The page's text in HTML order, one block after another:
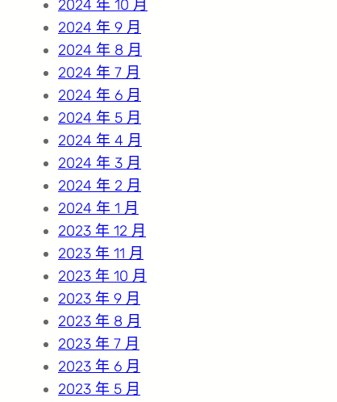
2024 年 10 月
2024 年 9 月
2024 年 8 月
2024 年 7 月
2024 年 6 月
2024 年 5 月
2024 年 4 月
2024 年 3 月
2024 年 2 月
2024 年 1 月
2023 年 12 月
2023 年 11 月
2023 年 10 月
2023 年 9 月
2023 年 8 月
2023 年 7 月
2023 年 6 月
2023 年 5 月